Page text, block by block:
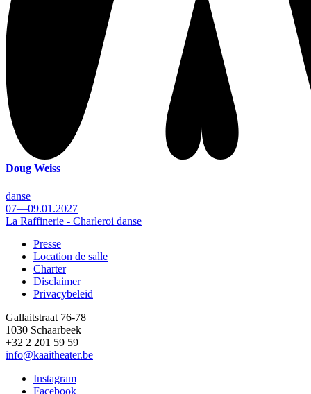
Doug Weiss
danse
07—09.01.2027
La Raffinerie - Charleroi danse
Footer
Presse
Location de salle
Charter
Disclaimer
Privacybeleid
Gallaitstraat 76-78
1030 Schaarbeek
+32 2 201 59 59
info@kaaitheater.be
Instagram
Facebook